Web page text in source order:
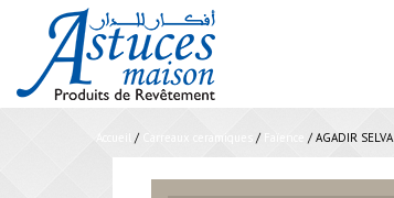
/ / / AGADIR SELVA